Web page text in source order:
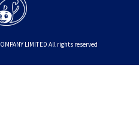
LIMITED All rights reserved